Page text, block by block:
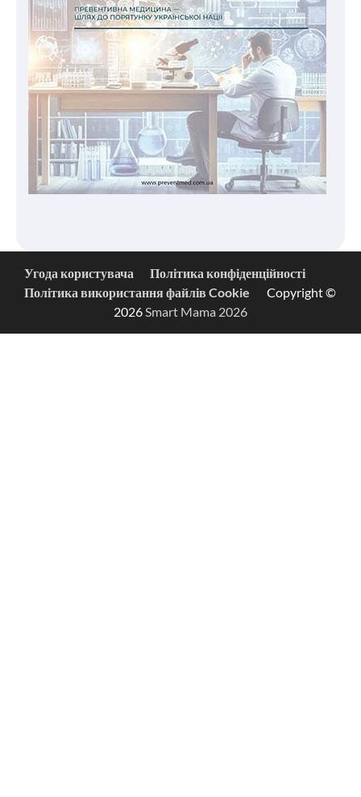
Угода користувача
Політика конфіденційності
Політика використання файлів Cookie
Copyright ©
2026Smart Mama 2026